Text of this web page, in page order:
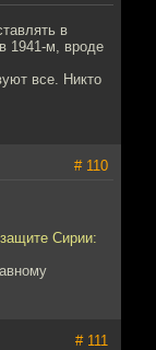
в
1941-м, вроде
все. Никто
# 110
Сирии:
# 111